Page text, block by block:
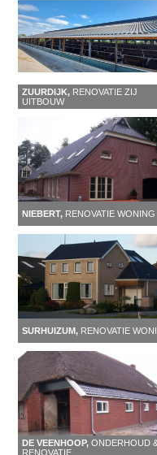
ZUURDIJK, RENOVATIE ZIJ
UITBOUW
NIEBERT, RENOVATIE WONING
SURHUIZUM, RENOVATIE
DE VEENHOOP,ONDERHOUD
RENOVATIE